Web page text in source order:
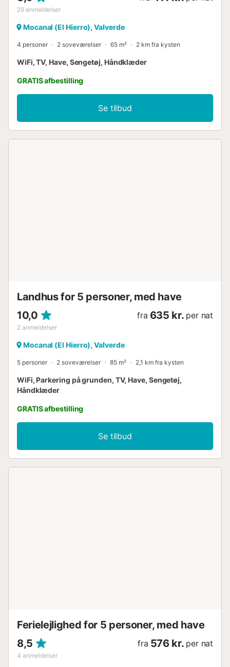
29 anmeldelser
Mocanal (El Hierro), Valverde
4 personer 2 soveværelser 65 m² 2 km fra kysten
WiFi, TV, Have, Sengetøj, Håndklæder
GRATIS afbestilling
Se tilbud
Landhus for 5 personer, med have
10,0
2 anmeldelser
fra 635 kr. per nat
Mocanal (El Hierro), Valverde
5 personer 2 soveværelser 85 m² 2,1 km fra kysten
WiFi, Parkering på grunden, TV, Have, Sengetøj,
Håndklæder
GRATIS afbestilling
Se tilbud
Ferielejlighed for 5 personer, med have
8,5
4 anmeldelser
fra 576 kr. per nat